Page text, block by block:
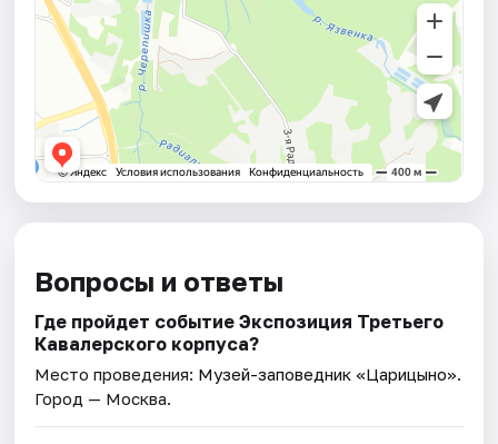
Вопросы и ответы
Где пройдет событие Экспозиция Третьего
Кавалерского корпуса?
Место проведения: Музей-заповедник «Царицыно».
Город — Москва.